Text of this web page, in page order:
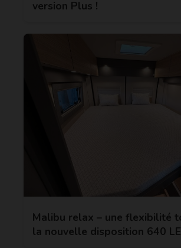
version Plus !
Malibu relax – une flexibilité
la nouvelle disposition 640